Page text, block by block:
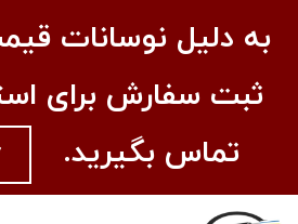
به دلیل نوسانات
ثبت سفارش برای
تماس بگیرید.